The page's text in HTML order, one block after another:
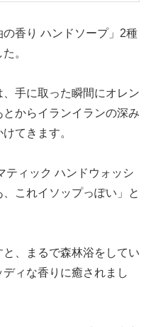
香り ハンドソープ」2種
。
、手に取った瞬間にオレン
からイランイランの深み
てきます。
ティック ハンドウォッシ
これイソップっぽい」と
と、まるで森林浴をしてい
ィな香りに癒されまし